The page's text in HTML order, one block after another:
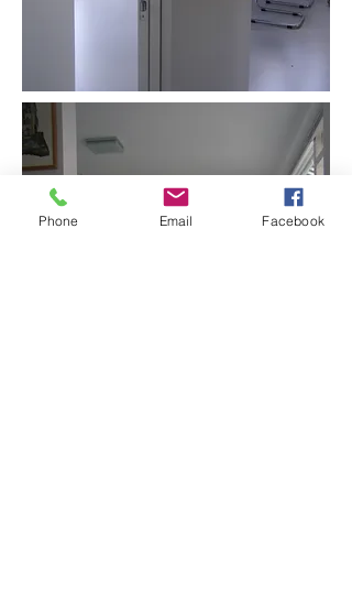
Phone Email Facebook